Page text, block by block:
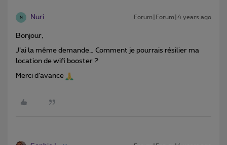
N Nuri Forum|Forum|4 years ago
Bonjour,
J’ai la même demande… Comment je pourrais résilier ma
location de wifi booster ?
Merci d’avance